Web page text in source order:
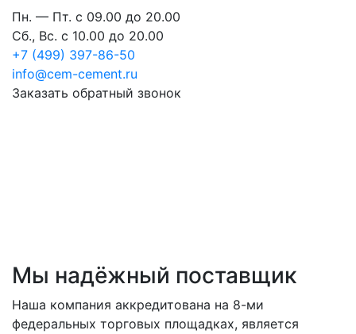
Пн. — Пт. с 09.00 до 20.00
Сб., Вс. с 10.00 до 20.00
+7 (499) 397-86-50
info@cem-cement.ru
Заказать обратный звонок
Мы надёжный поставщик
Наша компания аккредитована на 8-ми
федеральных торговых площадках, является